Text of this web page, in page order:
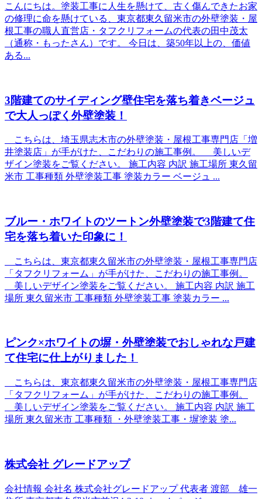
こんにちは。塗装工事に人生を懸けて、古く傷んできたお家
の修理に命を懸けている、東京都東久留米市の外壁塗装・屋
根工事の職人直営店・タフクリフォームの代表の田中茂太
（通称・もったさん）です。 今日は、築50年以上の、価値
ある...
3階建てのサイディング壁住宅を落ち着きベージュ
で大人っぽく外壁塗装！
こちらは、埼玉県志木市の外壁塗装・屋根工事専門店「増
井塗装店」が手がけた、こだわりの施工事例。 美しいデ
ザイン塗装をご覧ください。 施工内容 内訳 施工場所 東久留
米市 工事種類 外壁塗装工事 塗装カラー ベージュ ...
ブルー・ホワイトのツートン外壁塗装で3階建て住
宅を落ち着いた印象に！
こちらは、東京都東久留米市の外壁塗装・屋根工事専門店
「タフクリフォーム」が手がけた、こだわりの施工事例。
美しいデザイン塗装をご覧ください。 施工内容 内訳 施工
場所 東久留米市 工事種類 外壁塗装工事 塗装カラー ...
ピンク×ホワイトの塀・外壁塗装でおしゃれな戸建
て住宅に仕上がりました！
こちらは、東京都東久留米市の外壁塗装・屋根工事専門店
「タフクリフォーム」が手がけた、こだわりの施工事例。
美しいデザイン塗装をご覧ください。 施工内容 内訳 施工
場所 東久留米市 工事種類 ・外壁塗装工事・塀塗装 塗...
株式会社 グレードアップ
会社情報 会社名 株式会社グレードアップ 代表者 渡部 雄一